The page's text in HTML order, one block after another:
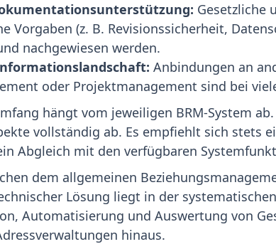
Gesetzliche
Vorgaben (z. B. Revisionssicherheit,
nachgewiesen werden.
Anbindungen an
oder Projektmanagement sind bei
hängt vom jeweiligen BRM-System
vollständig ab. Es empfiehlt sich stets
Abgleich mit den verfügbaren
dem allgemeinen
Lösung liegt in der
Automatisierung und Auswertung von
hinaus.